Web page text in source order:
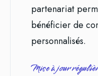
partenariat
bénéficier de
personnalisés.
Mise à jour